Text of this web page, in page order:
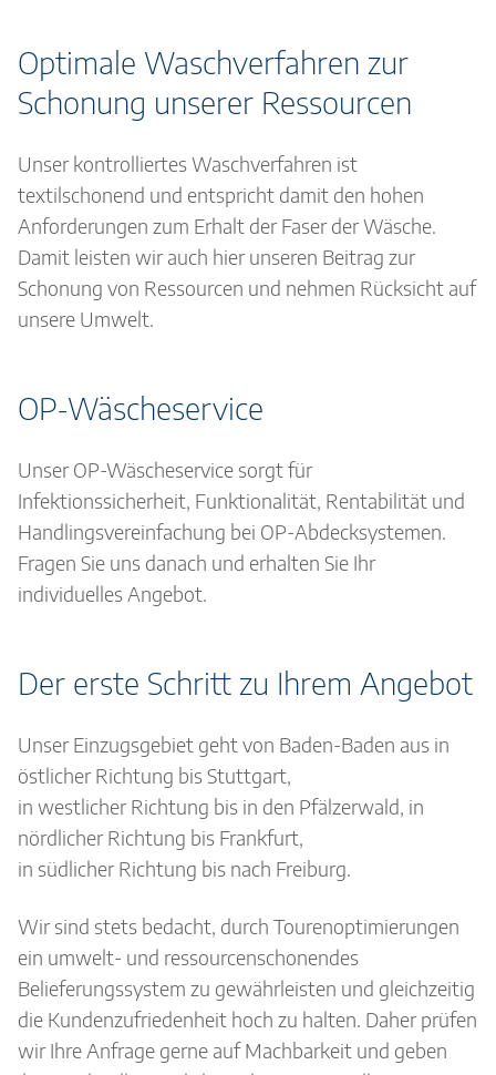
Optimale Waschverfahren zur
Schonung unserer Ressourcen
Unser kontrolliertes Waschverfahren ist
textilschonend und entspricht damit den hohen
Anforderungen zum Erhalt der Faser der Wäsche.
Damit leisten wir auch hier unseren Beitrag zur
Schonung von Ressourcen und nehmen Rücksicht auf
unsere Umwelt.
OP-Wäscheservice
Unser OP-Wäscheservice sorgt für
Infektionssicherheit, Funktionalität, Rentabilität und
Handlingsvereinfachung bei OP-Abdecksystemen.
Fragen Sie uns danach und erhalten Sie Ihr
individuelles Angebot.
Der erste Schritt zu Ihrem Angebot
Unser Einzugsgebiet geht von Baden-Baden aus in
östlicher Richtung bis Stuttgart,
in westlicher Richtung bis in den Pfälzerwald, in
nördlicher Richtung bis Frankfurt,
in südlicher Richtung bis nach Freiburg.
Wir sind stets bedacht, durch Tourenoptimierungen
ein umwelt- und ressourcenschonendes
Belieferungssystem zu gewährleisten und gleichzeitig
die Kundenzufriedenheit hoch zu halten. Daher prüfen
wir Ihre Anfrage gerne auf Machbarkeit und geben